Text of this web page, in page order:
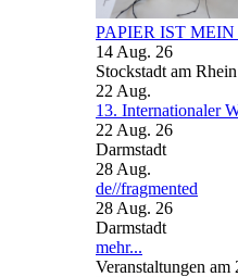
PAPIER IST MEIN
14 Aug. 26
Stockstadt am Rhein
22 Aug.
13. Internationaler
22 Aug. 26
Darmstadt
28 Aug.
de//fragmented
28 Aug. 26
Darmstadt
mehr...
Veranstaltungen am